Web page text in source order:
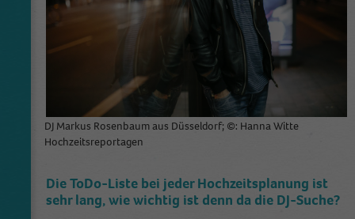
DJ Markus Rosenbaum aus Düsseldorf; ©: Hanna Witte
Hochzeitsreportagen
Die ToDo-Liste bei jeder Hochzeitsplanung ist
sehr lang, wie wichtig ist denn da die DJ-Suche?